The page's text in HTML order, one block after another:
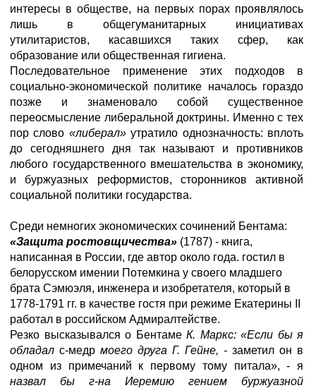
интересы в обществе, на первых порах проявлялось
лишь в общегуманитарных инициативах
утилитаристов, касавшихся таких сфер, как
образование или общественная гигиена.
Последовательное применение этих подходов в
социально-экономической политике началось гораздо
позже и знаменовало собой существенное
переосмысление либеральной доктрины. Именно с тех
пор слово «либерал»утратило однозначность: вплоть
до сегодняшнего дня так называют и противников
любого государственного вмешательства в экономику,
и буржуазных реформистов, сторонников активной
социальной политики государства.
Среди немногих экономических сочинений Бентама:
«Защита ростовщичества» (1787) - книга,
написанная в России, где автор около года. гостил в
белорусском имении Потемкина у своего младшего
брата Сэмюэля, инженера и изобретателя, который в
1778-1791 гг. в качестве гостя при режиме Екатерины II
работал в российском Адмиралтействе.
Резко высказывался о Бентаме К. Маркс: «Если бы я
обладал с-медр моего друга Г. Гейне, - заметил он в
одном из примечаний к первому тому питала», - я
назвал бы г-на Иеремию гением буржуазной